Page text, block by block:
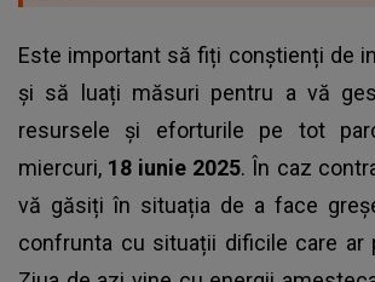
Este important să fiți conștienți de
și să luați măsuri pentru a vă
resursele și eforturile pe tot
miercuri, 18 iunie 2025. În caz
vă găsiți în situația de a face
confrunta cu situații dificile care ar